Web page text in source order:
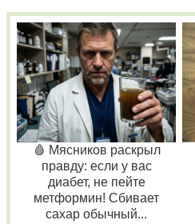
🩸 Мясников раскрыл
правду: если у вас
диабет, не пейте
метформин! Сбивает
сахар обычный...